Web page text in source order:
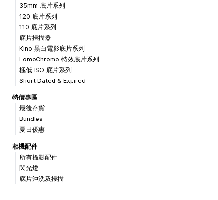
35mm 底片系列
120 底片系列
110 底片系列
底片掃描器
Kino 黑白電影底片系列
LomoChrome 特效底片系列
極低 ISO 底片系列
Short Dated & Expired
特價專區
最後存貨
Bundles
夏日優惠
相機配件
所有攝影配件
閃光燈
底片沖洗及掃描